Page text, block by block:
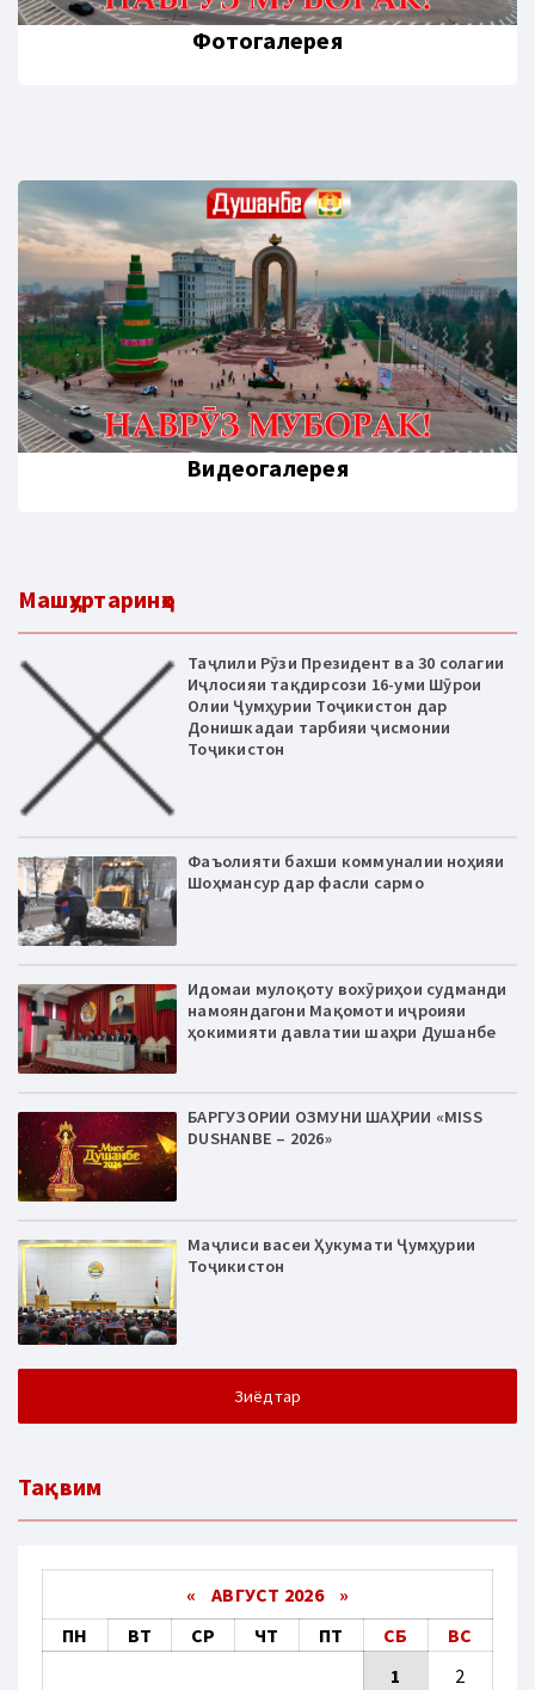
Фотогалерея
Видеогалерея
Машҳуртаринҳо
Таҷлили Рӯзи Президент ва 30 солагии
Иҷлосияи тақдирсози 16-уми Шӯрои
Олии Ҷумҳурии Тоҷикистон дар
Донишкадаи тарбияи ҷисмонии
Тоҷикистон
Фаъолияти бахши коммуналии ноҳияи
Шоҳмансур дар фасли сармо
Идомаи мулоқоту вохӯриҳои судманди
намояндагони Мақомоти иҷроияи
ҳокимияти давлатии шаҳри Душанбе
БАРГУЗОРИИ ОЗМУНИ ШАҲРИИ «MISS
DUSHANBE – 2026»
Маҷлиси васеи Ҳукумати Ҷумҳурии
Тоҷикистон
Зиёдтар
Тақвим
« АВГУСТ 2026 »
ПН
ВТ СР ЧТ ПТ СБ
ВС
1
2